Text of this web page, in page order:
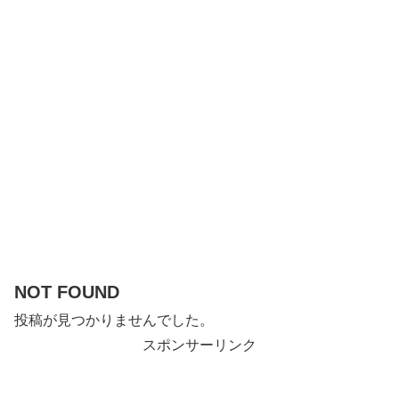
NOT FOUND
投稿が見つかりませんでした。
スポンサーリンク